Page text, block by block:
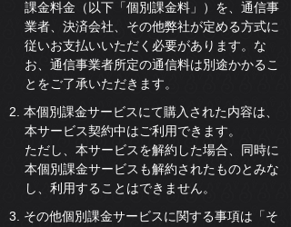
課金料金（以下「個別課金料」）を、通信事
業者、決済会社、その他弊社が定める方式に
従いお支払いいただく必要があります。な
お、通信事業者所定の通信料は別途かかるこ
とをご了承いただきます。
2. 本個別課金サービスにて購入された内容は、
本サービス契約中はご利用できます。
ただし、本サービスを解約した場合、同時に
本個別課金サービスも解約されたものとみな
し、利用することはできません。
3. その他個別課金サービスに関する事項は「そ